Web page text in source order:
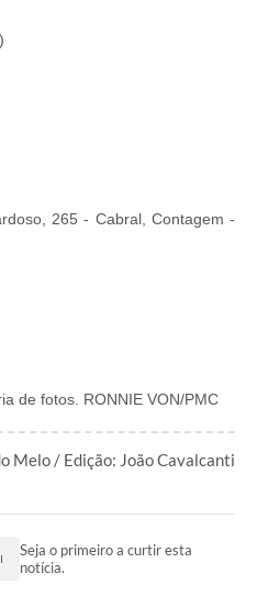
265 - Cabral, Contagem -
de fotos. RONNIE VON/PMC
Melo / Edição: João Cavalcanti
Seja o primeiro a curtir esta
notícia.